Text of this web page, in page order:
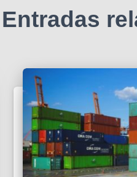
Entradas